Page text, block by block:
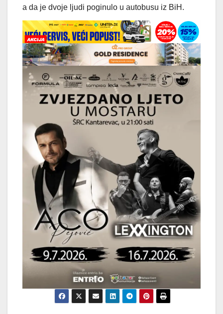
a da je dvoje ljudi poginulo u autobusu iz BiH.